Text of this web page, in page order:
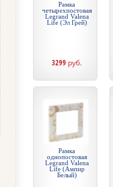
Рамка
четырехпостовая
Legrand Valena
Life (Эл Грей)
3299 руб.
Рамка
однопостовая
Legrand Valena
Life (Ампир
Белый)